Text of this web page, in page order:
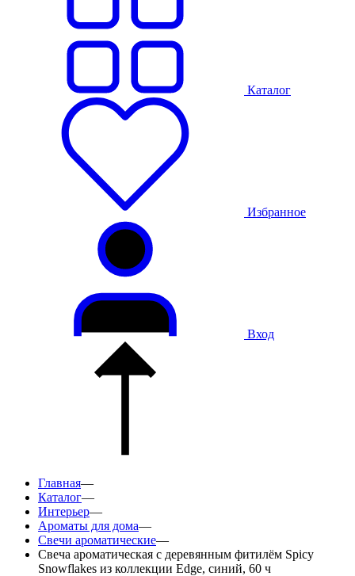
Каталог
Избранное
Вход
Главная—
Каталог—
Интерьер—
Ароматы для дома—
Свечи ароматические—
Свеча ароматическая с деревянным фитилём Spicy
Snowflakes из коллекции Edge, синий, 60 ч